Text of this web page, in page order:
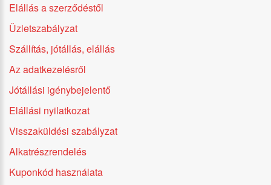
Elállás a szerződéstől
Üzletszabályzat
Szállítás, jótállás, elállás
Az adatkezelésről
Jótállási igénybejelentő
Elállási nyilatkozat
Visszaküldési szabályzat
Alkatrészrendelés
Kuponkód használata